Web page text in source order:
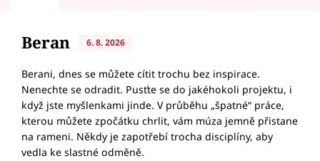
Beran 6. 8. 2026
Berani, dnes se můžete cítit trochu bez inspirace.
Nenechte se odradit. Pusťte se do jakéhokoli projektu, i
když jste myšlenkami jinde. V průběhu „špatné“ práce,
kterou můžete zpočátku chrlit, vám múza jemně přistane
na rameni. Někdy je zapotřebí trocha disciplíny, aby
vedla ke slastné odměně.